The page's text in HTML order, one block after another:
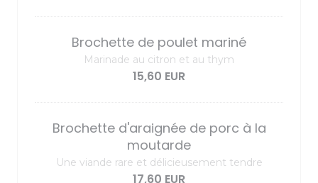
Brochette de poulet mariné
Marinade au citron et au thym
15,60 EUR
Brochette d'araignée de porc à la
moutarde
Une viande rare et délicieusement tendre
17,60 EUR